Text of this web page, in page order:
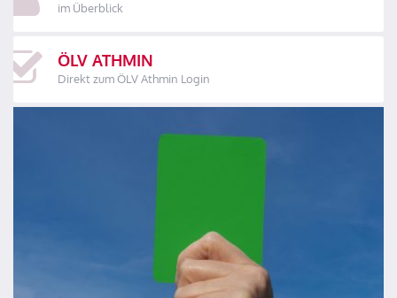
im Überblick
ÖLV ATHMIN
Direkt zum ÖLV Athmin Login